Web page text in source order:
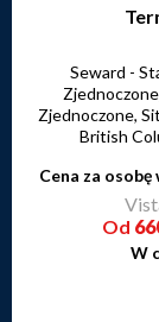
Seward -
Zjednoczone,
British
Cena za
Od
W